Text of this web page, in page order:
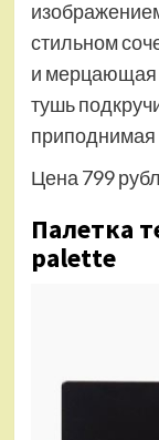
стильном
и мерцающая
тушь
приподнимая
Цена 799
Палетка
palette